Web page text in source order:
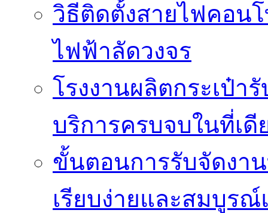
วิธีติดตั้งสายไฟคอน
ไฟฟ้าลัดวงจร
โรงงานผลิตกระเป๋า
บริการครบจบในที่เดี
ขั้นตอนการรับจัดงา
เรียบง่ายและสมบูร